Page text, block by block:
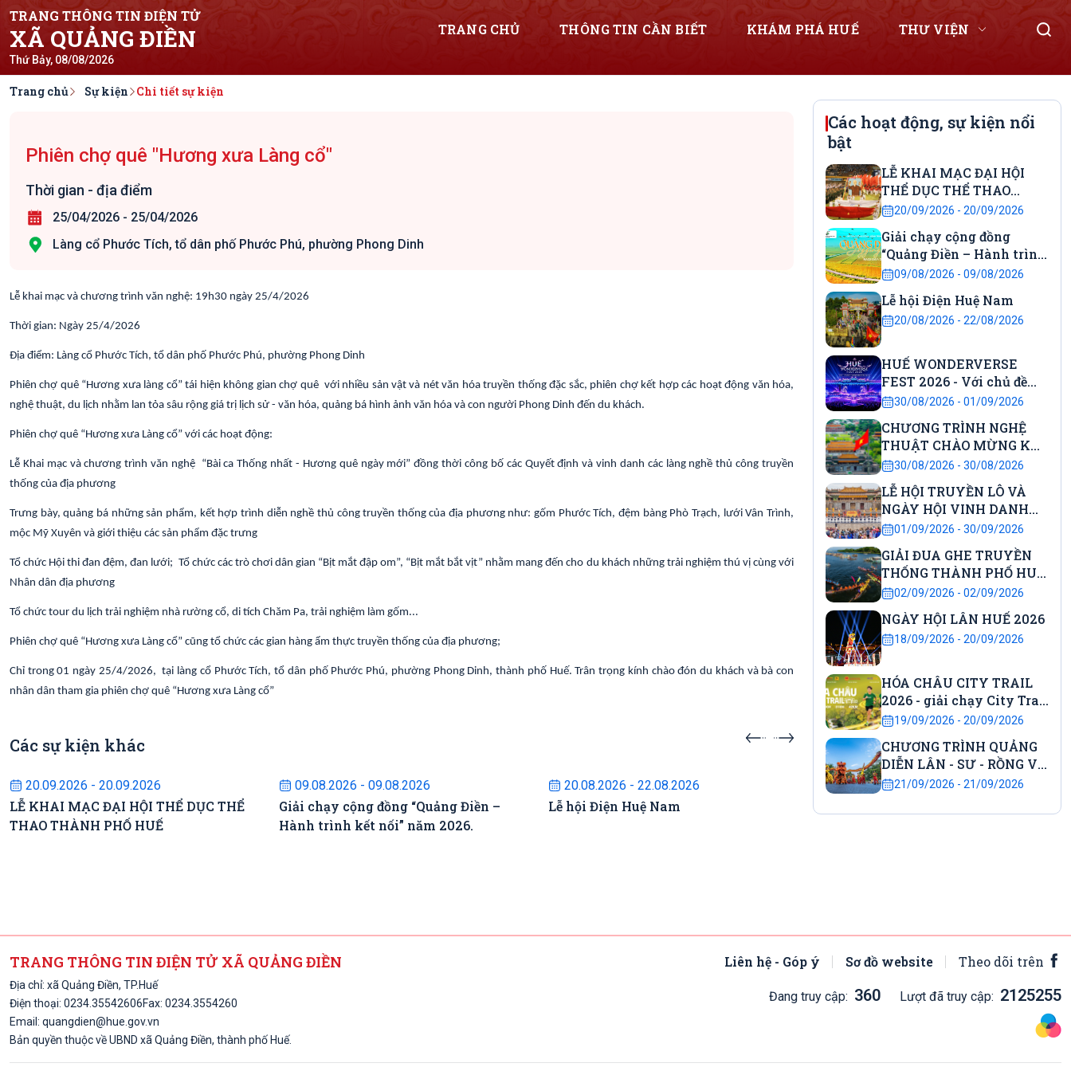
TRANG THÔNG TIN ĐIỆN TỬ
XÃ QUẢNG ĐIỀN
Thứ Bảy, 08/08/2026
TRANG CHỦ THÔNG TIN CẦN BIẾT KHÁM PHÁ HUẾ THƯ VIỆN
Trang chủ Sự kiện Chi tiết sự kiện
Phiên chợ quê "Hương xưa Làng cổ"
Thời gian - địa điểm
25/04/2026 - 25/04/2026
Làng cổ Phước Tích, tổ dân phố Phước Phú, phường Phong Dinh
Lễ khai mạc và chương trình văn nghệ: 19h30 ngày 25/4/2026
Thời gian: Ngày 25/4/2026
Địa điểm: Làng cổ Phước Tích, tổ dân phố Phước Phú, phường Phong Dinh
Phiên chợ quê “Hương xưa làng cổ” tái hiện không gian chợ quê với nhiều sản vật và nét văn hóa truyền thống đặc sắc, phiên chợ kết hợp các hoạt động văn hóa,
nghệ thuật, du lịch nhằm lan tỏa sâu rộng giá trị lịch sử - văn hóa, quảng bá hình ảnh văn hóa và con người Phong Dinh đến du khách.
Phiên chợ quê “Hương xưa Làng cổ” với các hoạt động:
Lễ Khai mạc và chương trình văn nghệ “Bài ca Thống nhất - Hương quê ngày mới” đồng thời công bố các Quyết định và vinh danh các làng nghề thủ công truyền
thống của địa phương
Trưng bày, quảng bá những sản phẩm, kết hợp trình diễn nghề thủ công truyền thống của địa phương như: gốm Phước Tích, đệm bàng Phò Trạch, lưới Vân Trình,
mộc Mỹ Xuyên và giới thiệu các sản phẩm đặc trưng
Tổ chức Hội thi đan đệm, đan lưới; Tổ chức các trò chơi dân gian “Bịt mắt đập om”, “Bịt mắt bắt vịt” nhằm mang đến cho du khách những trải nghiệm thú vị cùng với
Nhân dân địa phương
Tổ chức tour du lịch trải nghiệm nhà rường cổ, di tích Chăm Pa, trải nghiệm làm gốm...
Phiên chợ quê “Hương xưa Làng cổ” cũng tổ chức các gian hàng ẩm thực truyền thống của địa phương;
Chỉ trong 01 ngày 25/4/2026, tại làng cổ Phước Tích, tổ dân phố Phước Phú, phường Phong Dinh, thành phố Huế. Trân trọng kính chào đón du khách và bà con
nhân dân tham gia phiên chợ quê “Hương xưa Làng cổ”
Các sự kiện khác
Sự kiện sắp diễn ra
20.09.2026 - 20.09.2026
LỄ KHAI MẠC ĐẠI HỘI THỂ DỤC THỂ
THAO THÀNH PHỐ HUẾ
09.08.2026 - 09.08.2026
Giải chạy cộng đồng “Quảng Điền –
Hành trình kết nối” năm 2026.
20.08.2026 - 22.08.2026
Lễ hội Điện Huệ Nam
Sự kiện sắp diễn ra
30.08.2026 - 01.09.2026
Các hoạt động, sự kiện nổi
bật
20/09/2026 - 20/09/2026
LỄ KHAI MẠC ĐẠI HỘI
THỂ DỤC THỂ THAO
THÀNH PHỐ HUẾ
09/08/2026 - 09/08/2026
Giải chạy cộng đồng
“Quảng Điền – Hành trình
kết nối” năm 2026.
20/08/2026 - 22/08/2026
Lễ hội Điện Huệ Nam
30/08/2026 - 01/09/2026
HUẾ WONDERVERSE
FEST 2026 - Với chủ đề
"City Awakening – Đánh
30/08/2026 - 30/08/2026
CHƯƠNG TRÌNH NGHỆ
THUẬT CHÀO MỪNG KỶ
NIỆM 81 NĂM CÁCH
MẠNG THÁNG 8 THÀNH
CÔNG VÀ QUỐC KHÁNH
NƯỚC CNXHCN VIỆT
NAM
01/09/2026 - 30/09/2026
LỄ HỘI TRUYỀN LÔ VÀ
NGÀY HỘI VINH DANH
HỌC SINH DANH DỰ
02/09/2026 - 02/09/2026
GIẢI ĐUA GHE TRUYỀN
THỐNG THÀNH PHỐ HUẾ
LẦN THỨ 37 NĂM 2026
18/09/2026 - 20/09/2026
NGÀY HỘI LÂN HUẾ 2026
19/09/2026 - 20/09/2026
HÓA CHÂU CITY TRAIL
2026 - giải chạy City Trail
đầu tiên tại Cố đô
21/09/2026 - 21/09/2026
CHƯƠNG TRÌNH QUẢNG
DIỄN LÂN - SƯ - RỒNG VÀ
RƯỚC ĐÈN TRUNG THU
TRANG THÔNG TIN ĐIỆN TỬ XÃ QUẢNG ĐIỀN
Địa chỉ: xã Quảng Điền, TP.Huế
Điện thoại: 0234.35542606Fax: 0234.3554260
Email: quangdien@hue.gov.vn
Bản quyền thuộc về UBND xã Quảng Điền, thành phố Huế.
Liên hệ - Góp ý Sơ đồ website Theo dõi trên
Đang truy cập: 360 Lượt đã truy cập: 2125255